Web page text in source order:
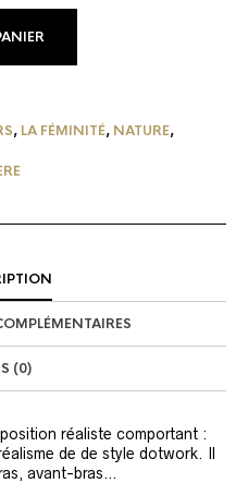
, LA FÉMINITÉ, NATURE,
(0)
réaliste comportant :
de de style dotwork. Il
avant-bras…